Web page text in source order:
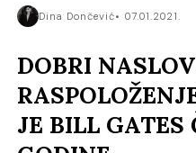
Dina Dončević 07.01.2021.
DOBRI
JE BILL GATES